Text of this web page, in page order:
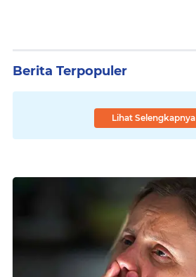
Berita Terpopuler
Lihat Selengkapnya